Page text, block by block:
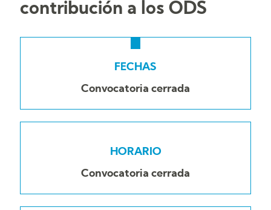
contribución a los ODS
FECHAS
Convocatoria cerrada
HORARIO
Convocatoria cerrada